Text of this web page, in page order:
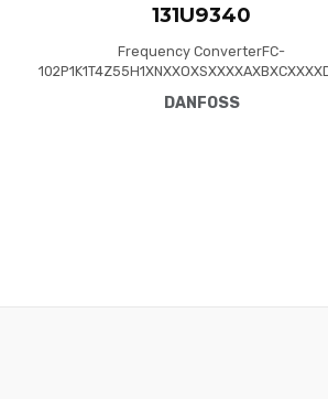
131U9340
Frequency ConverterFC-
phase380 - 480 VAC, IP55 / Type 12 A4
DANFOSS